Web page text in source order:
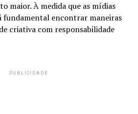
maior. À medida que as mídias
fundamental encontrar maneiras
criativa com responsabilidade
PUBLICIDADE